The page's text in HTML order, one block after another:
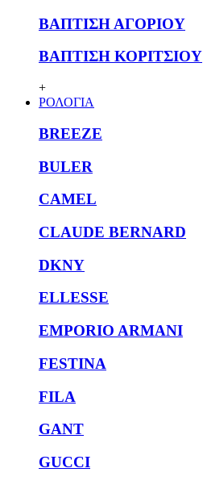
ΒΑΠΤΙΣΗ ΑΓΟΡΙΟΥ
ΒΑΠΤΙΣΗ ΚΟΡΙΤΣΙΟΥ
+
ΡΟΛΟΓΙΑ
BREEZE
BULER
CAMEL
CLAUDE BERNARD
DKNY
ELLESSE
EMPORIO ARMANI
FESTINA
FILA
GANT
GUCCI